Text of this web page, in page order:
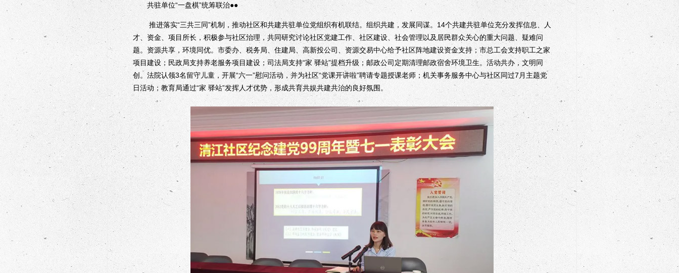
共驻单位“一盘棋”统筹联治●●
推进落实“三共三同”机制，推动社区和共建共驻单位党组织有机联结。组织共建，发展同谋。14个共建共驻单位充分发挥信息、人
才、资金、项目所长，积极参与社区治理，共同研究讨论社区党建工作、社区建设、社会管理以及居民群众关心的重大问题、疑难问
题。资源共享，环境同优。市委办、税务局、住建局、高新投公司、资源交易中心给予社区阵地建设资金支持；市总工会支持职工之家
项目建设；民政局支持养老服务项目建设；司法局支持“家 驿站”提档升级；邮政公司定期清理邮政宿舍环境卫生。活动共办，文明同
创。法院认领3名留守儿童，开展“六一”慰问活动，并为社区“党课开讲啦”聘请专题授课老师；机关事务服务中心与社区同过7月主题党
日活动；教育局通过“家 驿站”发挥人才优势，形成共育共娱共建共治的良好氛围。